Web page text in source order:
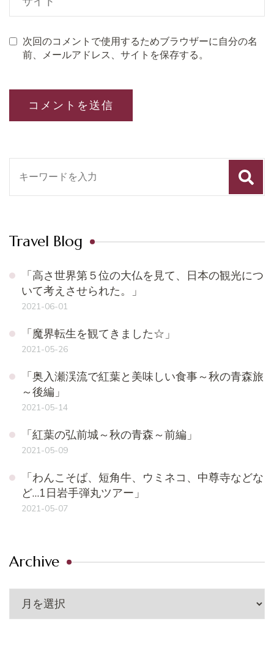
次回のコメントで使用するためブラウザーに自分の名
前、メールアドレス、サイトを保存する。
Travel Blog
「高さ世界第５位の大仏を見て、日本の観光につ
いて考えさせられた。」
2021-06-01
「魔界転生を観てきました☆」
2021-05-26
「奥入瀬渓流で紅葉と美味しい食事～秋の青森旅
～後編」
2021-05-14
「紅葉の弘前城～秋の青森～前編」
2021-05-09
「わんこそば、短角牛、ウミネコ、中尊寺などな
ど…1日岩手弾丸ツアー」
2021-05-07
Archive
Archive